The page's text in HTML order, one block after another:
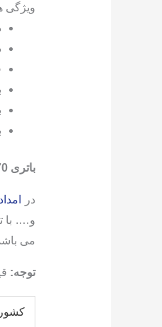
ویژگی
باتری 70 آمپر باتری آرارات
در
می
توجه: